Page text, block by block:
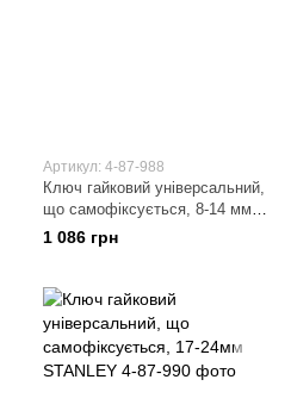
Артикул: 4-87-988
Ключ гайковий універсальний,
що самофіксується, 8-14 мм
STANLEY
1 086 грн